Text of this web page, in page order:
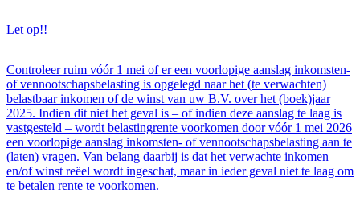
Let op!!
Controleer ruim vóór 1 mei of er een voorlopige aanslag inkomsten-
of vennootschapsbelasting is opgelegd naar het (te verwachten)
belastbaar inkomen of de winst van uw B.V. over het (boek)jaar
2025. Indien dit niet het geval is – of indien deze aanslag te laag is
vastgesteld – wordt belastingrente voorkomen door vóór 1 mei 2026
een voorlopige aanslag inkomsten- of vennootschapsbelasting aan te
(laten) vragen. Van belang daarbij is dat het verwachte inkomen
en/of winst reëel wordt ingeschat, maar in ieder geval niet te laag om
te betalen rente te voorkomen.